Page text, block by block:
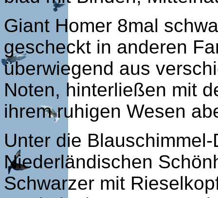
Giant Homer 8mal
gescheckt in anderen
überwiegend aus
Noten, hinterließen mit
ihrem ruhigen Wesen
Unter die
Niederländischen
Schwarzer mit